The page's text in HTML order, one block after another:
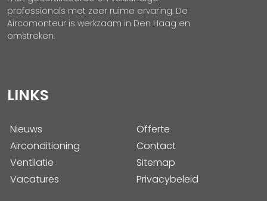
professionals met zeer ruime ervaring. De
Aircomonteur is werkzaam in Den Haag en
omstreken.
LINKS
Nieuws
Airconditioning
Ventilatie
Vacatures
Offerte
Contact
Sitemap
Privacybeleid